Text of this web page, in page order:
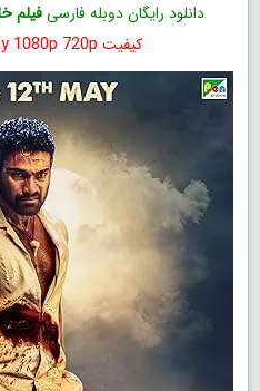
دانلود رایگان دوبله فارسیفیلم
کیفیت BluRay 1080p 720p دوبله فارسی